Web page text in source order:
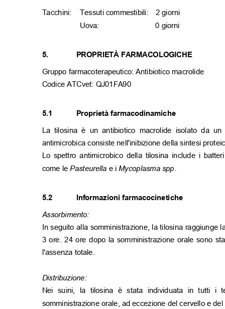
Tacchini: Tessuti commestibili: 2 giorni
Uova: 0 giorni
5. PROPRIETÀ FARMACOLOGICHE
Gruppo farmacoterapeutico: Antibiotico macrolide
Codice ATCvet: QJ01FA90
5.1 Proprietà farmacodinamiche
La tilosina è un antibiotico macrolide isolato da
antimicrobica consiste nell'inibizione della sintesi
Lo spettro antimicrobico della tilosina include i
come le Pasteurella e i Mycoplasma spp
5.2 Informazioni farmacocinetiche
Assorbimento:
In seguito alla somministrazione, la tilosina
3 ore. 24 ore dopo la somministrazione orale sono
l'assenza totale.
Distribuzione:
Nei suini, la tilosina è stata individuata in
somministrazione orale, ad eccezione del cervello e